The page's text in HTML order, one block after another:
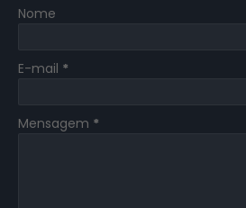
Nome
E-mail *
Mensagem *